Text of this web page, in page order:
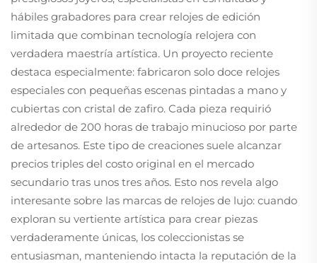
hábiles grabadores para crear relojes de edición
limitada que combinan tecnología relojera con
verdadera maestría artística. Un proyecto reciente
destaca especialmente: fabricaron solo doce relojes
especiales con pequeñas escenas pintadas a mano y
cubiertas con cristal de zafiro. Cada pieza requirió
alrededor de 200 horas de trabajo minucioso por parte
de artesanos. Este tipo de creaciones suele alcanzar
precios triples del costo original en el mercado
secundario tras unos tres años. Esto nos revela algo
interesante sobre las marcas de relojes de lujo: cuando
exploran su vertiente artística para crear piezas
verdaderamente únicas, los coleccionistas se
entusiasman, manteniendo intacta la reputación de la